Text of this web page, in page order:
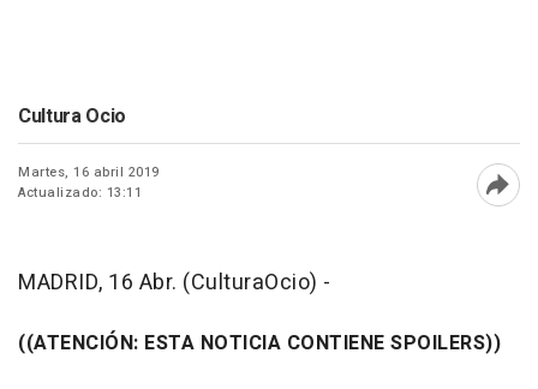
Cultura Ocio
Martes, 16 abril 2019
Actualizado: 13:11
MADRID, 16 Abr. (CulturaOcio) -
((ATENCIÓN: ESTA NOTICIA CONTIENE SPOILERS))